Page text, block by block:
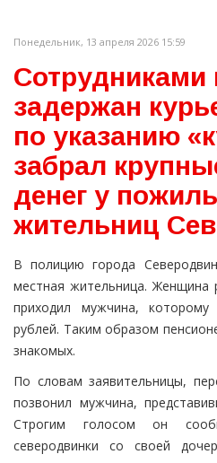
Понедельник, 13 апреля 2026 15:59
Сотрудниками
задержан
по указанию
забрал
денег у
жительниц
В полицию города
местная жительница. Женщина
приходил мужчина,
рублей. Таким образом
знакомых.
По словам заявительницы,
позвонил мужчина,
Строгим голосом он
северодвинки со своей